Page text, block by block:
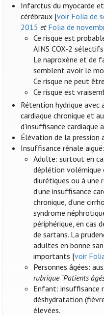
Infarctus du myocarde
cérébraux [voir Folia de
2015 et Folia de
Ce risque est
AINS COX-2
Le naproxène et de
semblent avoir le
Ce risque ne peut
Ce risque est
Rétention hydrique avec
cardiaque chronique et
d'insuffisance cardiaque
Élévation de la pression
Insuffisance rénale aiguë:
Adulte: surtout en
déplétion volémique
diurétiques ou à une
d'une insuffisance
chronique, d'une
syndrome
périphérique, en cas
de sartans. La
adultes en bonne
importants [voir
Personnes âgées:
rubrique “Patients
Enfant: insuffisance
déshydratation
élevées.